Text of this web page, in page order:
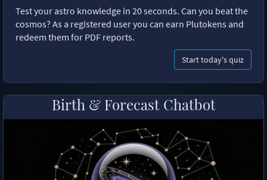
Test your astro knowledge in 20 seconds. Can you beat the
cosmos? As a registered user you can earn Plutokens and
redeem them for PDF reports.
Start today's quiz
Birth & Forecast Chatbot